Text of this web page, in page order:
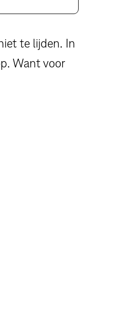
te lijden. In
Want voor